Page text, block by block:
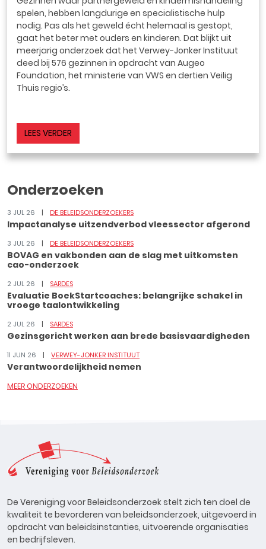
spelen, hebben langdurige en specialistische hulp
nodig. Pas als het geweld écht helemaal is gestopt,
gaat het beter met ouders en kinderen. Dat blijkt uit
meerjarig onderzoek dat het Verwey-Jonker Instituut
deed bij 576 gezinnen in opdracht van Augeo
Foundation, het ministerie van VWS en dertien Veilig
Thuis regio’s.
LEES VERDER
Onderzoeken
3 JUL 26 DE BELEIDSONDERZOEKERS
Impactanalyse uitzendverbod vleessector afgerond
3 JUL 26 DE BELEIDSONDERZOEKERS
BOVAG en vakbonden aan de slag met uitkomsten
cao-onderzoek
2 JUL 26 SARDES
Evaluatie BoekStartcoaches: belangrijke schakel in
vroege taalontwikkeling
2 JUL 26 SARDES
Gezinsgericht werken aan brede basisvaardigheden
11 JUN 26 VERWEY-JONKER INSTITUUT
Verantwoordelijkheid nemen
MEER ONDERZOEKEN
De Vereniging voor Beleidsonderzoek stelt zich ten doel de
kwaliteit te bevorderen van beleidsonderzoek, uitgevoerd in
opdracht van beleidsinstanties, uitvoerende organisaties
en bedrijfsleven.